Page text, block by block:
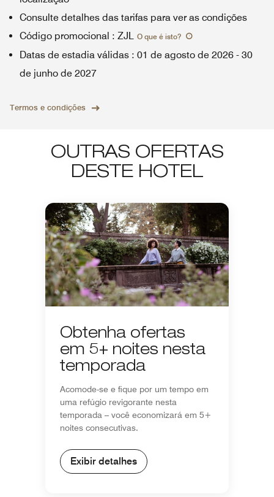
Consulte detalhes das tarifas para ver as condições
Código promocional : ZJL O que é isto?
Datas de estadia válidas : 01 de agosto de 2026 - 30
de junho de 2027
Termos e condições
OUTRAS OFERTAS
DESTE HOTEL
Obtenha ofertas
em 5+ noites nesta
temporada
Acomode-se e fique por um tempo em
uma refúgio revigorante nesta
temporada – você economizará em 5+
noites consecutivas.
Exibir detalhes